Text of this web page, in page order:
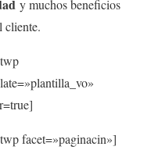
y muchos beneficios
cliente.
facet=»paginacin»]